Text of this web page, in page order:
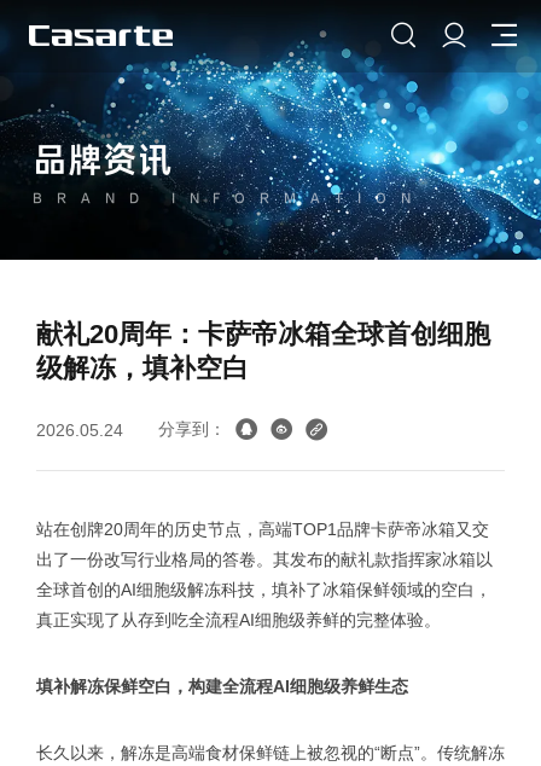
品牌资讯
BRAND INFORMATION
献礼20周年：卡萨帝冰箱全球首创细胞
级解冻，填补空白
2026.05.24 分享到：
站在创牌20周年的历史节点，高端TOP1品牌卡萨帝冰箱又交
出了一份改写行业格局的答卷。其发布的献礼款指挥家冰箱以
全球首创的AI细胞级解冻科技，填补了冰箱保鲜领域的空白，
真正实现了从存到吃全流程AI细胞级养鲜的完整体验。
填补解冻保鲜空白，构建全流程AI细胞级养鲜生态
长久以来，解冻是高端食材保鲜链上被忽视的“断点”。传统解冻